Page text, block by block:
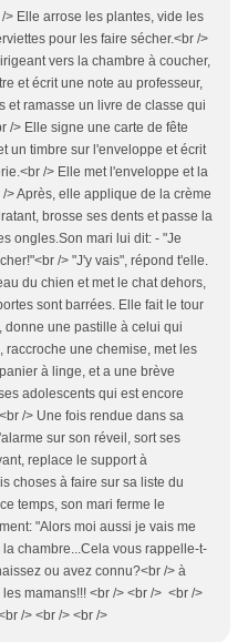
Elle arrose les plantes, vide les
pour les faire sécher.<br />
vers la chambre à coucher,
et écrit une note au professeur,
et ramasse un livre de classe qui
/> Elle signe une carte de fête
un timbre sur l'enveloppe et écrit
/> Elle met l'enveloppe et la
> Après, elle applique de la crème
brosse ses dents et passe la
ongles.Son mari lui dit: - "Je
/> "J'y vais", répond t'elle.
du chien et met le chat dehors,
sont barrées. Elle fait le tour
donne une pastille à celui qui
raccroche une chemise, met les
à linge, et a une brève
adolescents qui est encore
/> Une fois rendue dans sa
sur son réveil, sort ses
replace le support à
choses à faire sur sa liste du
temps, son mari ferme le
"Alors moi aussi je vais me
chambre...Cela vous rappelle-t-
ou avez connu?<br /> à
mamans!!! <br /> <br /> <br />
/> <br /> <br />